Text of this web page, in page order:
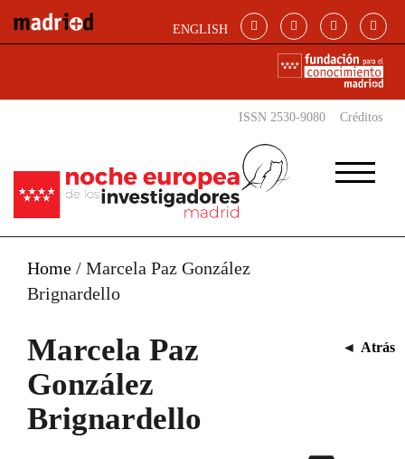
ENGLISH
ISSN 2530-9080 Créditos
Home / Marcela Paz González
Brignardello
Marcela Paz
González
Brignardello
◄ Atrás